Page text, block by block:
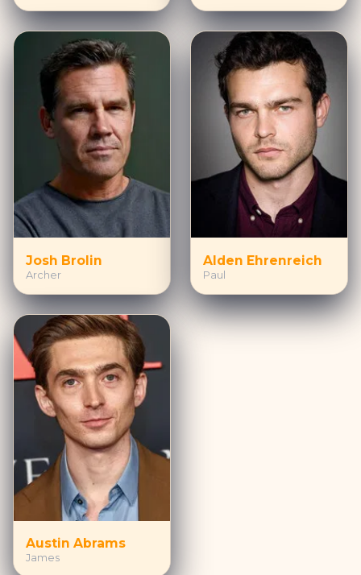
Josh Brolin
Archer
Alden Ehrenreich
Paul
Austin Abrams
James